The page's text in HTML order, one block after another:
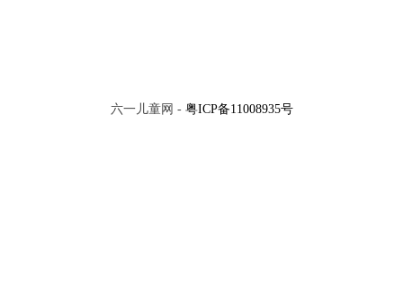
六一儿童网 - 粤ICP备11008935号